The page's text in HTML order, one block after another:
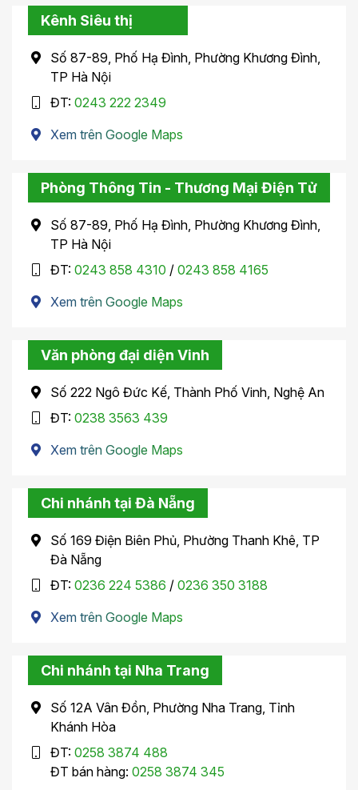
Kênh Siêu thị
Số 87-89, Phố Hạ Đình, Phường Khương Đình,
TP Hà Nội
ĐT: 0243 222 2349
Xem trên Google Maps
Phòng Thông Tin - Thương Mại Điện Tử
Số 87-89, Phố Hạ Đình, Phường Khương Đình,
TP Hà Nội
ĐT: 0243 858 4310 / 0243 858 4165
Xem trên Google Maps
Văn phòng đại diện Vinh
Số 222 Ngô Đức Kế, Thành Phố Vinh, Nghệ An
ĐT: 0238 3563 439
Xem trên Google Maps
Chi nhánh tại Đà Nẵng
Số 169 Điện Biên Phủ, Phường Thanh Khê, TP
Đà Nẵng
ĐT: 0236 224 5386 / 0236 350 3188
Xem trên Google Maps
Chi nhánh tại Nha Trang
Số 12A Vân Đồn, Phường Nha Trang, Tỉnh
Khánh Hòa
ĐT: 0258 3874 488
ĐT bán hàng: 0258 3874 345